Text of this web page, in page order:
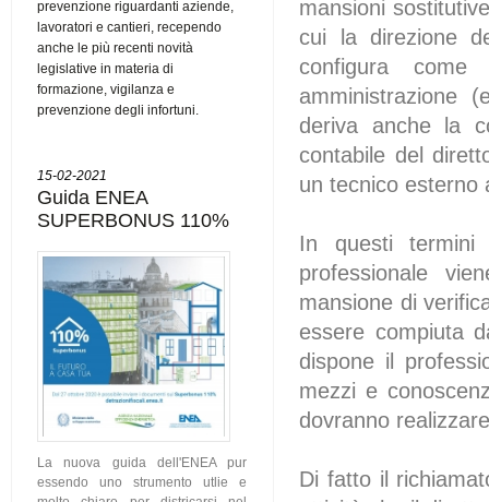
prevenzione riguardanti aziende,
lavoratori e cantieri, recependo
anche le più recenti novità
legislative in materia di
formazione, vigilanza e
prevenzione degli infortuni.
15-02-2021
Guida ENEA
SUPERBONUS 110%
La nuova guida dell'ENEA pur
essendo uno strumento utlie e
mansioni
cui la direzione
configura
amministrazione
deriva anche la
contabile del
un tecnico esterno
In questi
professionale
mansione di
essere compiuta
dispone il
mezzi e
dovranno
Di fatto il